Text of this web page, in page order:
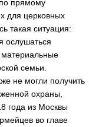
прямому
для церковных
такая ситуация:
ослушаться
материальные
семьи.
не могли получить
охраны,
года из Москвы
во главе